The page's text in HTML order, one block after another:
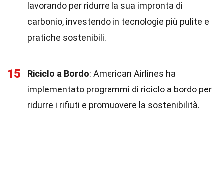
lavorando per ridurre la sua impronta di
carbonio, investendo in tecnologie più pulite e
pratiche sostenibili.
15 Riciclo a Bordo: American Airlines ha
implementato programmi di riciclo a bordo per
ridurre i rifiuti e promuovere la sostenibilità.